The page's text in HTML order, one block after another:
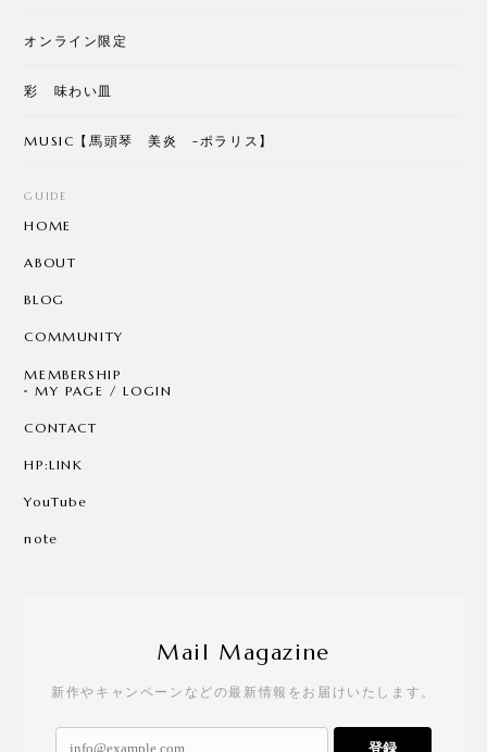
オンライン限定
彩 味わい皿
MUSIC【馬頭琴 美炎 -ポラリス】
GUIDE
HOME
ABOUT
BLOG
COMMUNITY
MEMBERSHIP
MY PAGE / LOGIN
CONTACT
HP:LINK
YouTube
note
Mail Magazine
新作やキャンペーンなどの最新情報をお届けいたします。
登録